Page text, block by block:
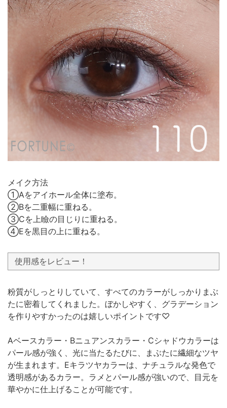
メイク方法
①Aをアイホール全体に塗布。
②Bを二重幅に重ねる。
③Cを上瞼の目じりに重ねる。
④Eを黒目の上に重ねる。
使用感をレビュー！
粉質がしっとりしていて、すべてのカラーがしっかりまぶ
たに密着してくれました。ぼかしやすく、グラデーション
を作りやすかったのは嬉しいポイントです♡
Aベースカラー・Bニュアンスカラー・Cシャドウカラーは
パール感が強く、光に当たるたびに、まぶたに繊細なツヤ
が生まれます。Eキラツヤカラーは、ナチュラルな発色で
透明感があるカラー。ラメとパール感が強いので、目元を
華やかに仕上げることが可能です。